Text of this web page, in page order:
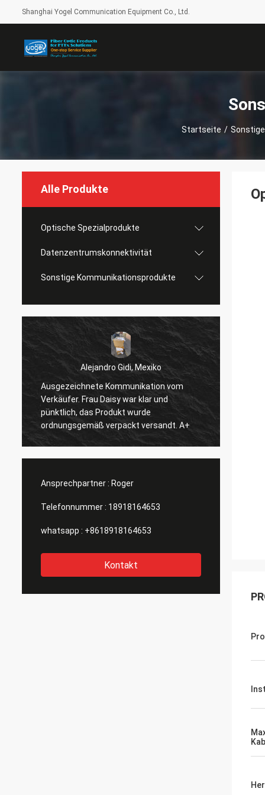
Shanghai Yogel Communication Equipment Co., Ltd.
Startseite /
Alle Produkte
Optische Spezialprodukte
Datenzentrumskonnektivität
Sonstige Kommunikationsprodukte
Alejandro Gidi, Mexiko
Ausgezeichnete Kommunikation vom
Verkäufer. Frau Daisy war klar und
pünktlich, das Produkt wurde
ordnungsgemäß verpackt versandt. A+
Ansprechpartner : Roger
Telefonnummer : 18918164653
whatsapp : +8618918164653
Kontakt